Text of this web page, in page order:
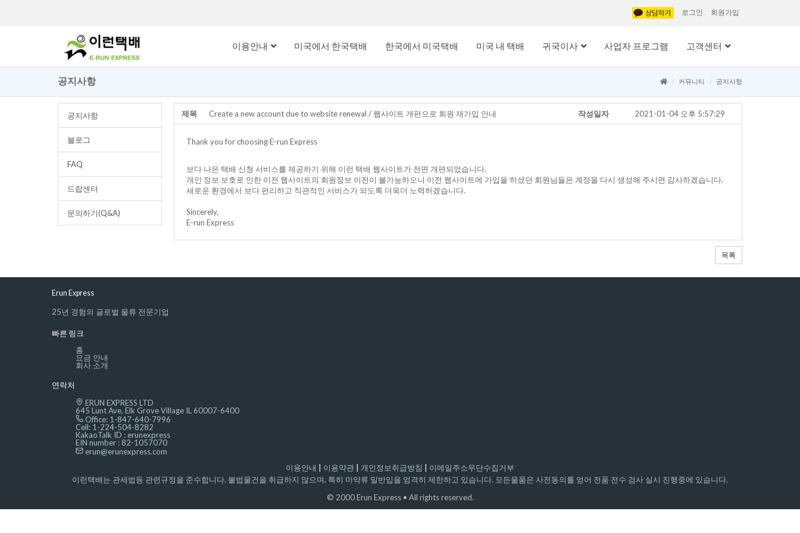
로그인 회원가입
이용안내 미국에서 한국택배 한국에서 미국택배 미국 내 택배 귀국이사 사업자 프로그램 고객센터
공지사항 커뮤니티 공지사항
공지사항
블로그
FAQ
드랍센터
문의하기(Q&A)
제목 Create a new account due to website renewal / 웹사이트 개편으로 회원 재가입 안내 작성일자 2021-01-04 오후 5:57:29
Thank you for choosing E-run Express
보다 나은 택배 신청 서비스를 제공하기 위해 이런 택배 웹사이트가 전면 개편되었습니다.
개인 정보 보호로 인한 이전 웹사이트의 회원정보 이전이 불가능하오니 이전 웹사이트에 가입을 하셨던 회원님들은 계정을 다시 생성해 주시면 감사하겠습니다.
새로운 환경에서 보다 편리하고 직관적인 서비스가 되도록 더욱더 노력하겠습니다.
Sincerely,
E-run Express
목록
Erun Express
25년 경험의 글로벌 물류 전문기업
빠른 링크
홈
요금 안내
회사 소개
연락처
ERUN EXPRESS LTD
645 Lunt Ave, Elk Grove Village IL 60007-6400
Office: 1-847-640-7996
Cell: 1-224-504-8282
KakaoTalk ID : erunexpress
EIN number : 82-1057070
erun@erunexpress.com
이용안내
이용약관 개인정보취급방침
이메일주소무단수집거부
이런택배는 관세법등 관련규정을 준수합니다. 불법물건을 취급하지 않으며, 특히 마약류 밀반입을 엄격히 제한하고 있습니다. 모든물품은 사전동의를 얻어 전품 전수 검사 실시 진행중에 있습니다.
© 2000 Erun Express • All rights reserved.